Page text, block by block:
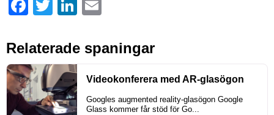
FacebookTwitter LinkedIn
Relaterade spaningar
Videokonferera med AR-glasögon
Googles augmented reality-glasögon Google
Glass kommer får stöd för Go...